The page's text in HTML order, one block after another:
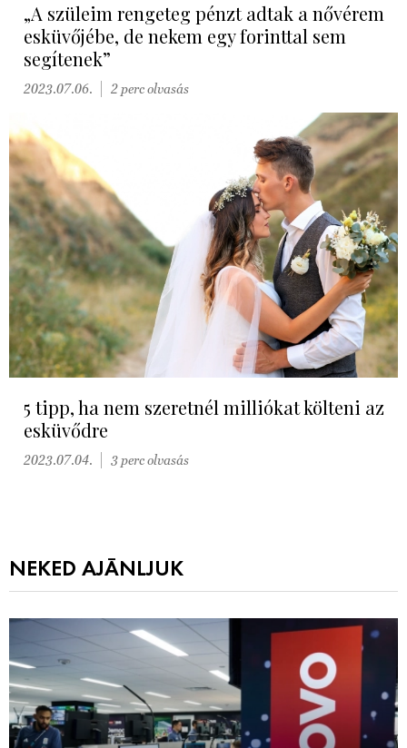
„A szüleim rengeteg pénzt adtak a nővérem
esküvőjébe, de nekem egy forinttal sem
segítenek”
2023.07.06. 2 perc olvasás
5 tipp, ha nem szeretnél milliókat költeni az
esküvődre
2023.07.04. 3 perc olvasás
NEKED AJÁNLJUK